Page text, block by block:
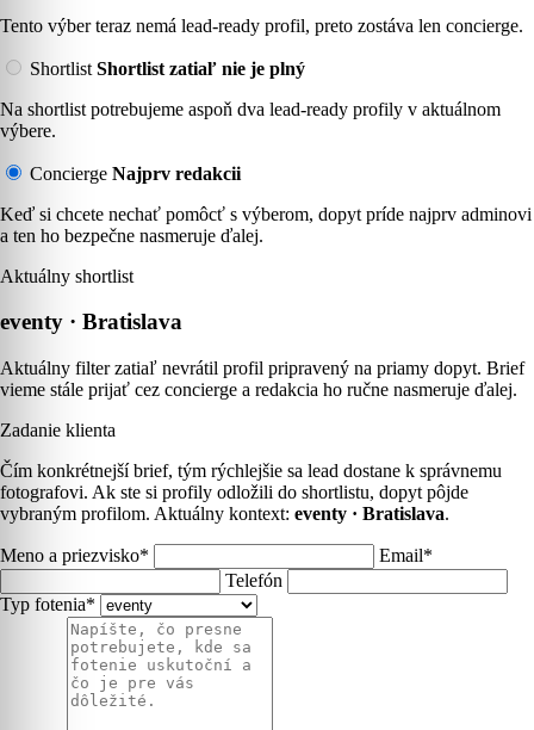
Tento výber teraz nemá lead-ready profil, preto zostáva len concierge.
Shortlist Shortlist zatiaľ nie je plný
Na shortlist potrebujeme aspoň dva lead-ready profily v aktuálnom
výbere.
Concierge Najprv redakcii
Keď si chcete nechať pomôcť s výberom, dopyt príde najprv adminovi
a ten ho bezpečne nasmeruje ďalej.
Aktuálny shortlist
eventy · Bratislava
Aktuálny filter zatiaľ nevrátil profil pripravený na priamy dopyt. Brief
vieme stále prijať cez concierge a redakcia ho ručne nasmeruje ďalej.
Zadanie klienta
Čím konkrétnejší brief, tým rýchlejšie sa lead dostane k správnemu
fotografovi. Ak ste si profily odložili do shortlistu, dopyt pôjde
vybraným profilom. Aktuálny kontext: eventy · Bratislava.
Meno a priezvisko*
Email*
Telefón
Typ fotenia*